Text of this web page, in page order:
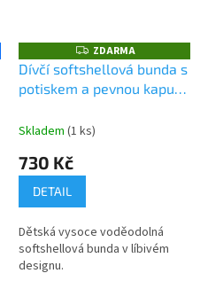
Z
D
A
R
M
ZDARMA
Dívčí softshellová bunda s
potiskem a pevnou kapucí,
růžová
Skladem (1 ks)
730 Kč
DETAIL
Dětská vysoce voděodolná
softshellová bunda v líbivém
designu.